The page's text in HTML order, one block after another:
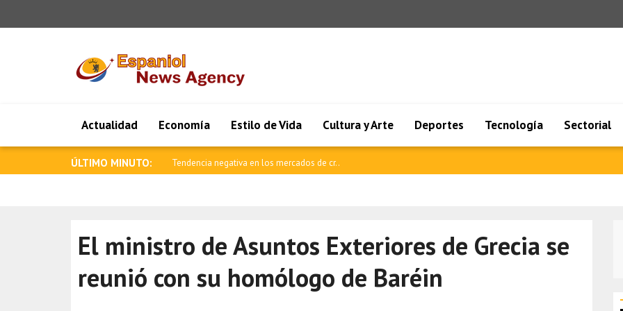
Actualidad Economía Estilo de Vida Cultura y Arte Deportes Tecnología Sectorial
ÚLTIMO MINUTO: Saar: La edad de oro de las relaciones e..
El ministro de Asuntos Exteriores de Grecia se
reunió con su homólogo de Baréin